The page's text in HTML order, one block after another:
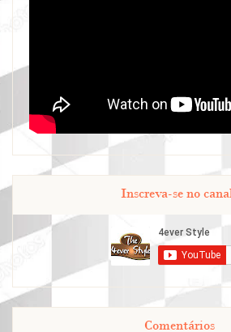
Inscreva-se no
Comentários